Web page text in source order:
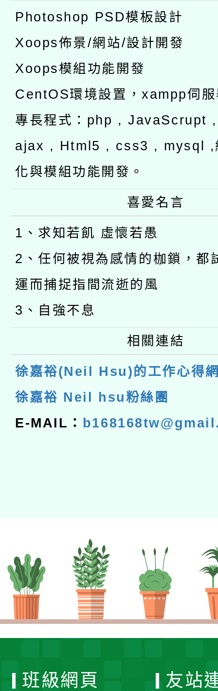
Photoshop PSD模板設計
Xoops佈景/網站/設計開發
Xoops模組功能開發
CentOS環境設置，xampp伺
專長程式：php , JavaScrupt
ajax , Html5 , css3 , mysql ,
化與模組功能開發。
喜愛名言
1、求知若飢 虛懷若愚
2、任何被視為感情的枷鎖，都
運而捕捉指間流逝的風
3、自強不息
相關連結
徐嘉裕(Neil Hsu)的工作心得
徐嘉裕 Neil hsu粉絲團
E-MAIL：
班級網頁 友站